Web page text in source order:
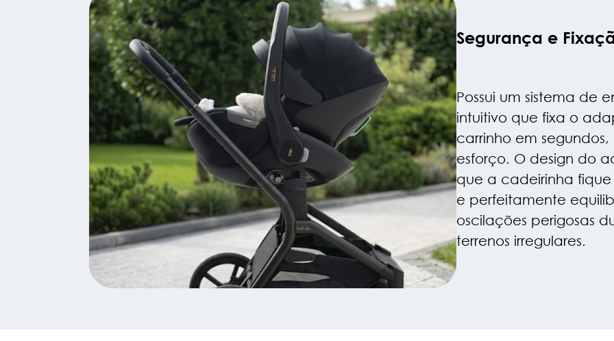
Segurança e
Possui um sistema de
intuitivo que fixa o
carrinho em
esforço. O design do
que a cadeirinha
e perfeitamente
oscilações perigosas
terrenos irregulares.